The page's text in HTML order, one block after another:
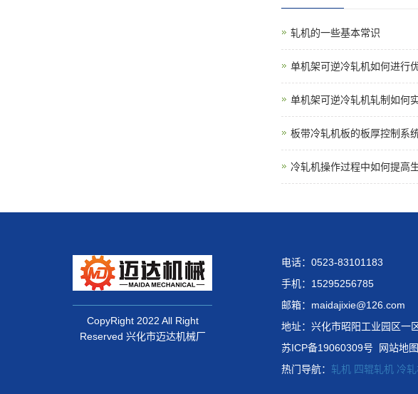
轧机的一些基本常识
单机架可逆冷轧机如何进行
单机架可逆冷轧机轧制如何
板带冷轧机板的板厚控制系
冷轧机操作过程中如何提高
CopyRight 2022 All Right
Reserved 兴化市迈达机械厂
电话：0523-83101183
手机：15295256785
邮箱：maidajixie@126.com
地址：兴化市昭阳工业园区一
苏ICP备19060309号
网站地图
热门导航： 轧机 四辊轧机 冷